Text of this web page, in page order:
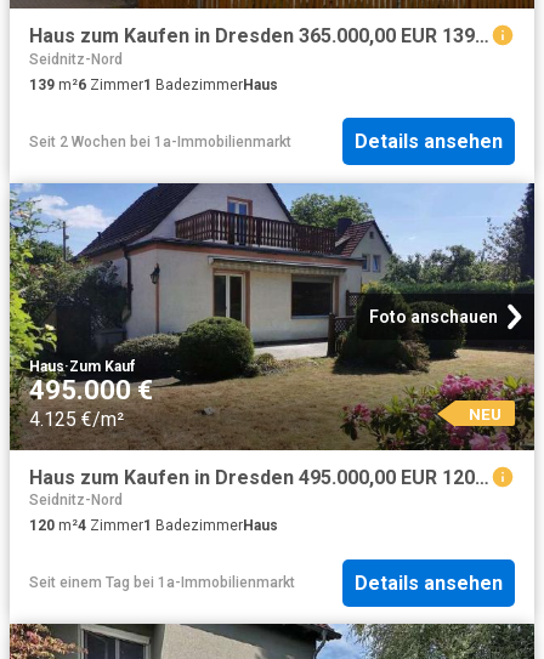
Haus zum Kaufen in Dresden 365.000,00 EUR 139 m²
Seidnitz-Nord
139 m²6 Zimmer1 BadezimmerHaus
Seit 2 Wochen bei 1a-Immobilienmarkt Details ansehen
Foto anschauen
Haus·Zum Kauf
495.000 €
4.125 €/m² NEU
Haus zum Kaufen in Dresden 495.000,00 EUR 120 m²
Seidnitz-Nord
120 m²4 Zimmer1 BadezimmerHaus
Seit einem Tag bei 1a-Immobilienmarkt Details ansehen